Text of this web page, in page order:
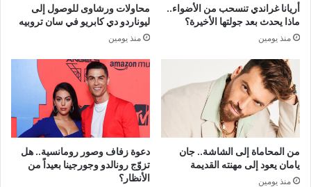
أريانا غراندي تنسحب من الأضواء..
ماذا يحدث بعد جولتها الأخيرة؟
منذ يومين
محاولات ورشاوى للوصول إلى
ليوناردو دي كابريو في سان تروبيه
منذ يومين
من المحاماة إلى الشاشة.. جان
يامان يعود إلى مهنته القديمة
منذ يومين
دعوة زفاف وصور رومانسية.. هل
تزوّج رونالدو وجورجينا بعيداً من
الأنظار؟